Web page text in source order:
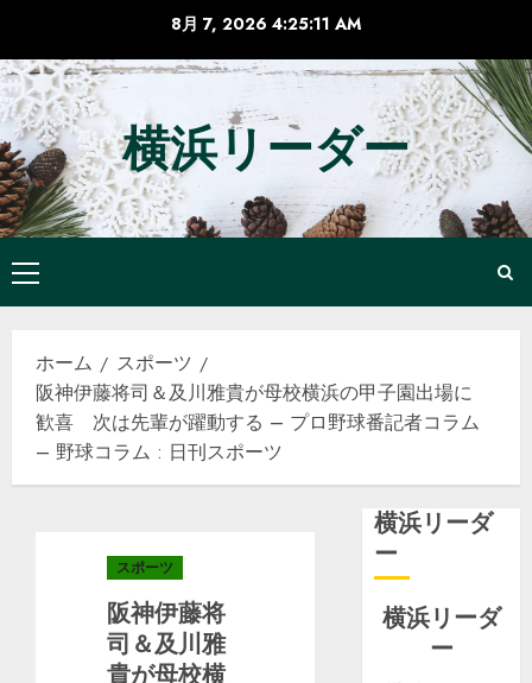
テ
ン
ツ
へ
ス
キ
プ
8月 7, 2026 4:25:11 AM
横浜リーダー
メ
イ
メ
ニ
ュ
ー
ホーム
スポーツ
阪神伊藤将司＆及川雅貴が母校横浜の甲子園出場に
歓喜 次は先輩が躍動する – プロ野球番記者コラム
– 野球コラム : 日刊スポーツ
スポーツ
阪神伊藤将
司＆及川雅
貴が母校横
横浜リーダ
ー
横浜リーダ
ー